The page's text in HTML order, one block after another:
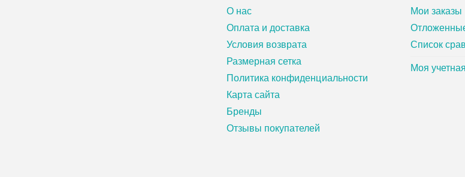
О нас
Оплата и доставка
Условия возврата
Размерная сетка
Политика конфиденциальности
Карта сайта
Бренды
Отзывы покупателей
Мои заказы
Список
Моя